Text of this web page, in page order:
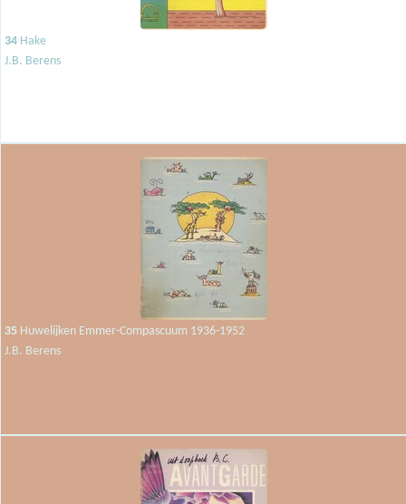
34 Hake
J.B. Berens
35 Huwelijken Emmer-Compascuum 1936-1952
J.B. Berens